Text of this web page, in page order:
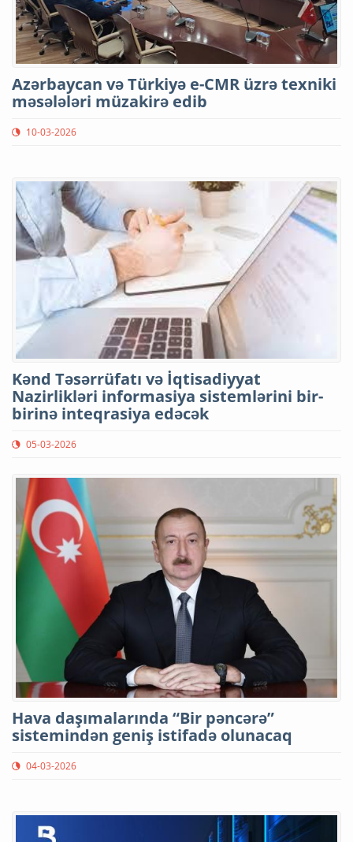
Azərbaycan və Türkiyə e-CMR üzrə texniki
məsələləri müzakirə edib
10-03-2026
Kənd Təsərrüfatı və İqtisadiyyat
Nazirlikləri informasiya sistemlərini bir-
birinə inteqrasiya edəcək
05-03-2026
Hava daşımalarında “Bir pəncərə”
sistemindən geniş istifadə olunacaq
04-03-2026